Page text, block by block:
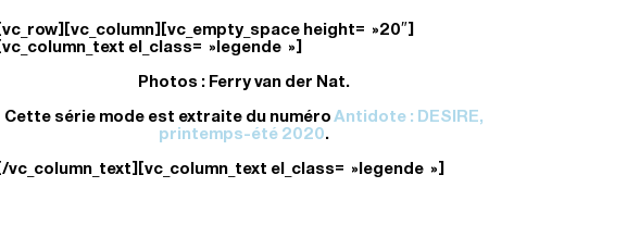
height= »20″]
el_class= »legende »]
Photos : Ferry van der Nat.
Cette série mode est extraite du numéroAntidote : DESIRE,
printemps-été 2020.
vc_column_text][vc_column_text el_class= »legende »]